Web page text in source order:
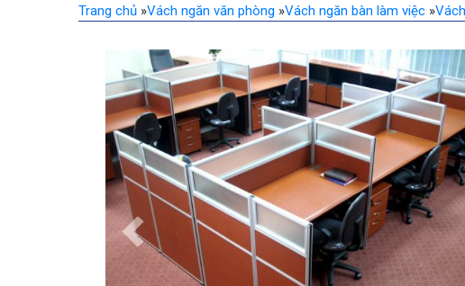
Trang chủ »Vách ngăn văn phòng »Vách ngăn bàn làm việc »
Previous